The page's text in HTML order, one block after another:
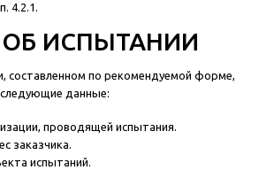
4.2.1.
ОБ ИСПЫТАНИИ
составленном по рекомендуемой форме,
данные:
проводящей испытания.
заказчика.
испытаний.